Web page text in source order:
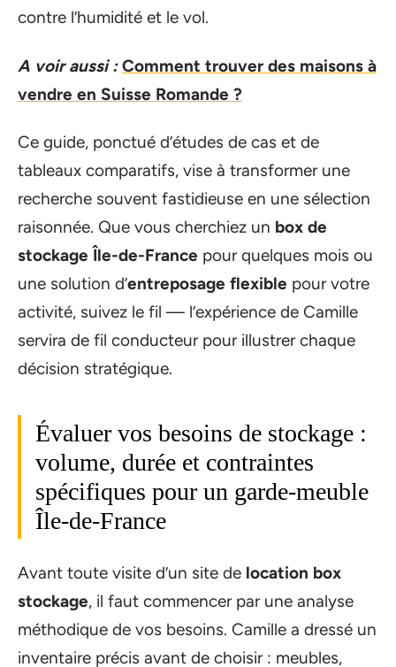
contre l’humidité et le vol.
A voir aussi : Comment trouver des maisons à
vendre en Suisse Romande ?
Ce guide, ponctué d’études de cas et de
tableaux comparatifs, vise à transformer une
recherche souvent fastidieuse en une sélection
raisonnée. Que vous cherchiez un box de
stockage Île-de-France pour quelques mois ou
une solution d’entreposage flexible pour votre
activité, suivez le fil — l’expérience de Camille
servira de fil conducteur pour illustrer chaque
décision stratégique.
Évaluer vos besoins de stockage :
volume, durée et contraintes
spécifiques pour un garde-meuble
Île-de-France
Avant toute visite d’un site de location box
stockage, il faut commencer par une analyse
méthodique de vos besoins. Camille a dressé un
inventaire précis avant de choisir : meubles,